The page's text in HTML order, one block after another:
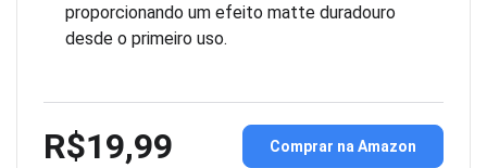
proporcionando um efeito matte duradouro
desde o primeiro uso.
R$19,99 Comprar na Amazon